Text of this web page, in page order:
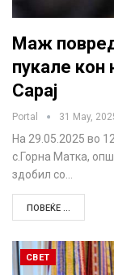
Маж
пукале кон
Сарај
Portal 31 May,
На 29.05.2025 во
с.Горна Матка,
здобил со…
ПОВЕЌЕ ...
СВЕТ